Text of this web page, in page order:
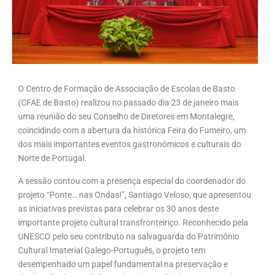
O Centro de Formação de Associação de Escolas de Basto
(CFAE de Basto) realizou no passado dia 23 de janeiro mais
uma reunião do seu Conselho de Diretores em Montalegre,
coincidindo com a abertura da histórica Feira do Fumeiro, um
dos mais importantes eventos gastronómicos e culturais do
Norte de Portugal.
A sessão contou com a presença especial do coordenador do
projeto “Ponte… nas Ondas!”, Santiago Veloso, que apresentou
as iniciativas previstas para celebrar os 30 anos deste
importante projeto cultural transfronteiriço. Reconhecido pela
UNESCO pelo seu contributo na salvaguarda do Património
Cultural Imaterial Galego-Português, o projeto tem
desempenhado um papel fundamental na preservação e